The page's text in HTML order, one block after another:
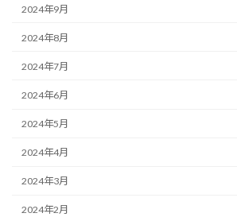
2024年9月
2024年8月
2024年7月
2024年6月
2024年5月
2024年4月
2024年3月
2024年2月